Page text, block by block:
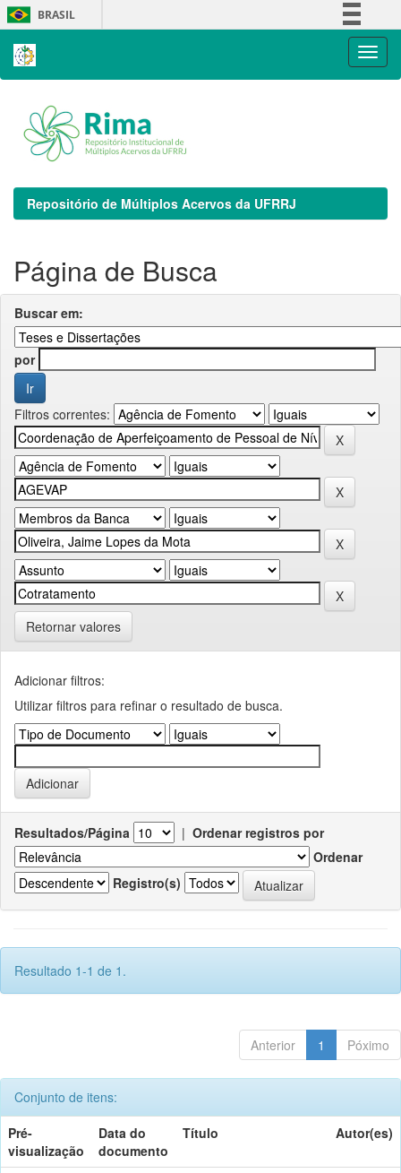
Skip
navigation
BRASIL
Repositório de Múltiplos Acervos da UFRRJ
Página de Busca
Buscar em:
por
Filtros correntes:
Retornar valores
Adicionar filtros:
Utilizar filtros para refinar o resultado de busca.
Resultados/Página | Ordenar registros por
Ordenar
Registro(s)
Resultado 1-1 de 1.
Anterior 1 Póximo
Conjunto de itens:
Pré-
visualização
Data do
documento
Título Autor(es)